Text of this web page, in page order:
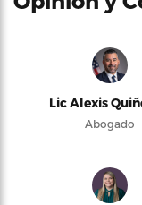
Lic Alexis
Abogado